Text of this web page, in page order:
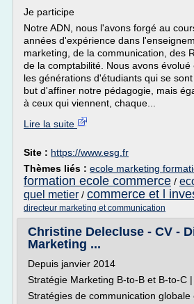
Je participe
Notre ADN, nous l'avons forgé au
années d'expérience dans
marketing, de la communication, des
de la comptabilité. Nous avons
les générations d'étudiants qui se
but d'affiner notre pédagogie, mais
à ceux qui viennent, chaque...
Lire la suite
Site : https://www.esg.fr
Thèmes liés : ecole marketing
formation ecole commerce /
quel metier / commerce et l
directeur marketing et communication
Christine Delecluse - CV -
Marketing ...
Depuis janvier 2014
Stratégie Marketing B-to-B et B-to-C
Stratégies de communication